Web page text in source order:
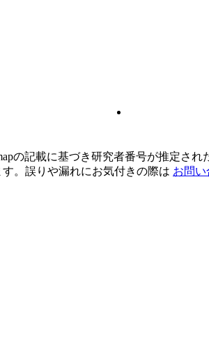
の記載に基づき研究者番号が推定され
。誤りや漏れにお気付きの際は お問